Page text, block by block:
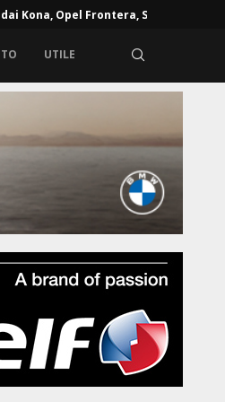
Kona, Opel Frontera, Skoda...
UTILE